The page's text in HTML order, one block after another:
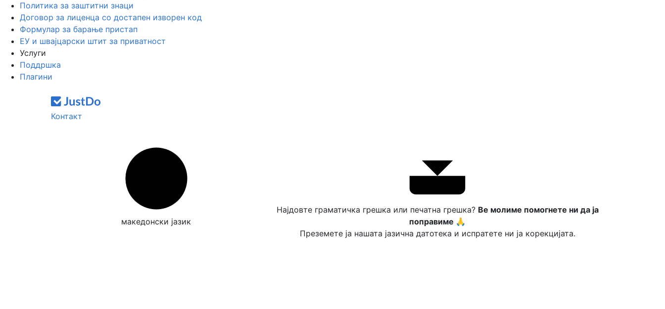
Политика за заштитни знаци
Договор за лиценца со достапен изворен код
Формулар за барање пристап
ЕУ и швајцарски штит за приватност
Услуги
Поддршка
Плагини
Контакт
македонски јазик
Најдовте граматичка грешка или печатна грешка? Ве молиме помогнете ни да ја
поправиме 🙏
Преземете ја нашата јазична датотека и испратете ни ја корекцијата.